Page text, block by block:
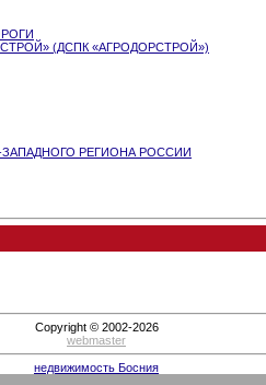
(ДСПК «АГРОДОРСТРОЙ»)
ЗАПАДНОГО РЕГИОНА РОССИИ
Copyright © 2002-2026
webmaster
недвижимость Босния